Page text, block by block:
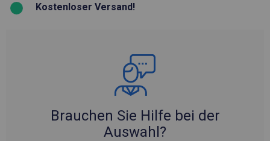
Kostenloser Versand!
Brauchen Sie Hilfe bei der
Auswahl?